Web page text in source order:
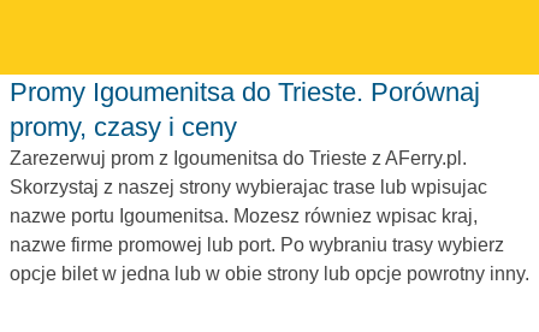
Promy Igoumenitsa do Trieste. Porównaj
promy, czasy i ceny
Zarezerwuj prom z Igoumenitsa do Trieste z AFerry.pl.
Skorzystaj z naszej strony wybierajac trase lub wpisujac
nazwe portu Igoumenitsa. Mozesz równiez wpisac kraj,
nazwe firme promowej lub port. Po wybraniu trasy wybierz
opcje bilet w jedna lub w obie strony lub opcje powrotny inny.